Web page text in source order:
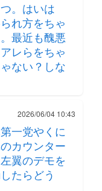
。はいは
れ方をちゃ
最近も醜悪
レらをちゃ
ない？しな
2026/06/04 10:43
一党やくに
カウンター
翼のデモを
たらどう